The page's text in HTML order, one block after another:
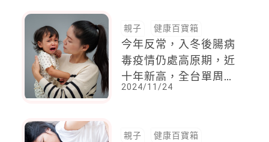
親子 健康百寶箱
今年反常，入冬後腸病
毒疫情仍處高原期，近
十年新高，全台單周逾
2萬人感染，估疫情持
2024/11/24
親子 健康百寶箱